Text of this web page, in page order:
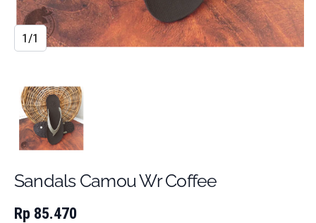
1/1
Sandals Camou Wr Coffee
Rp 85.470